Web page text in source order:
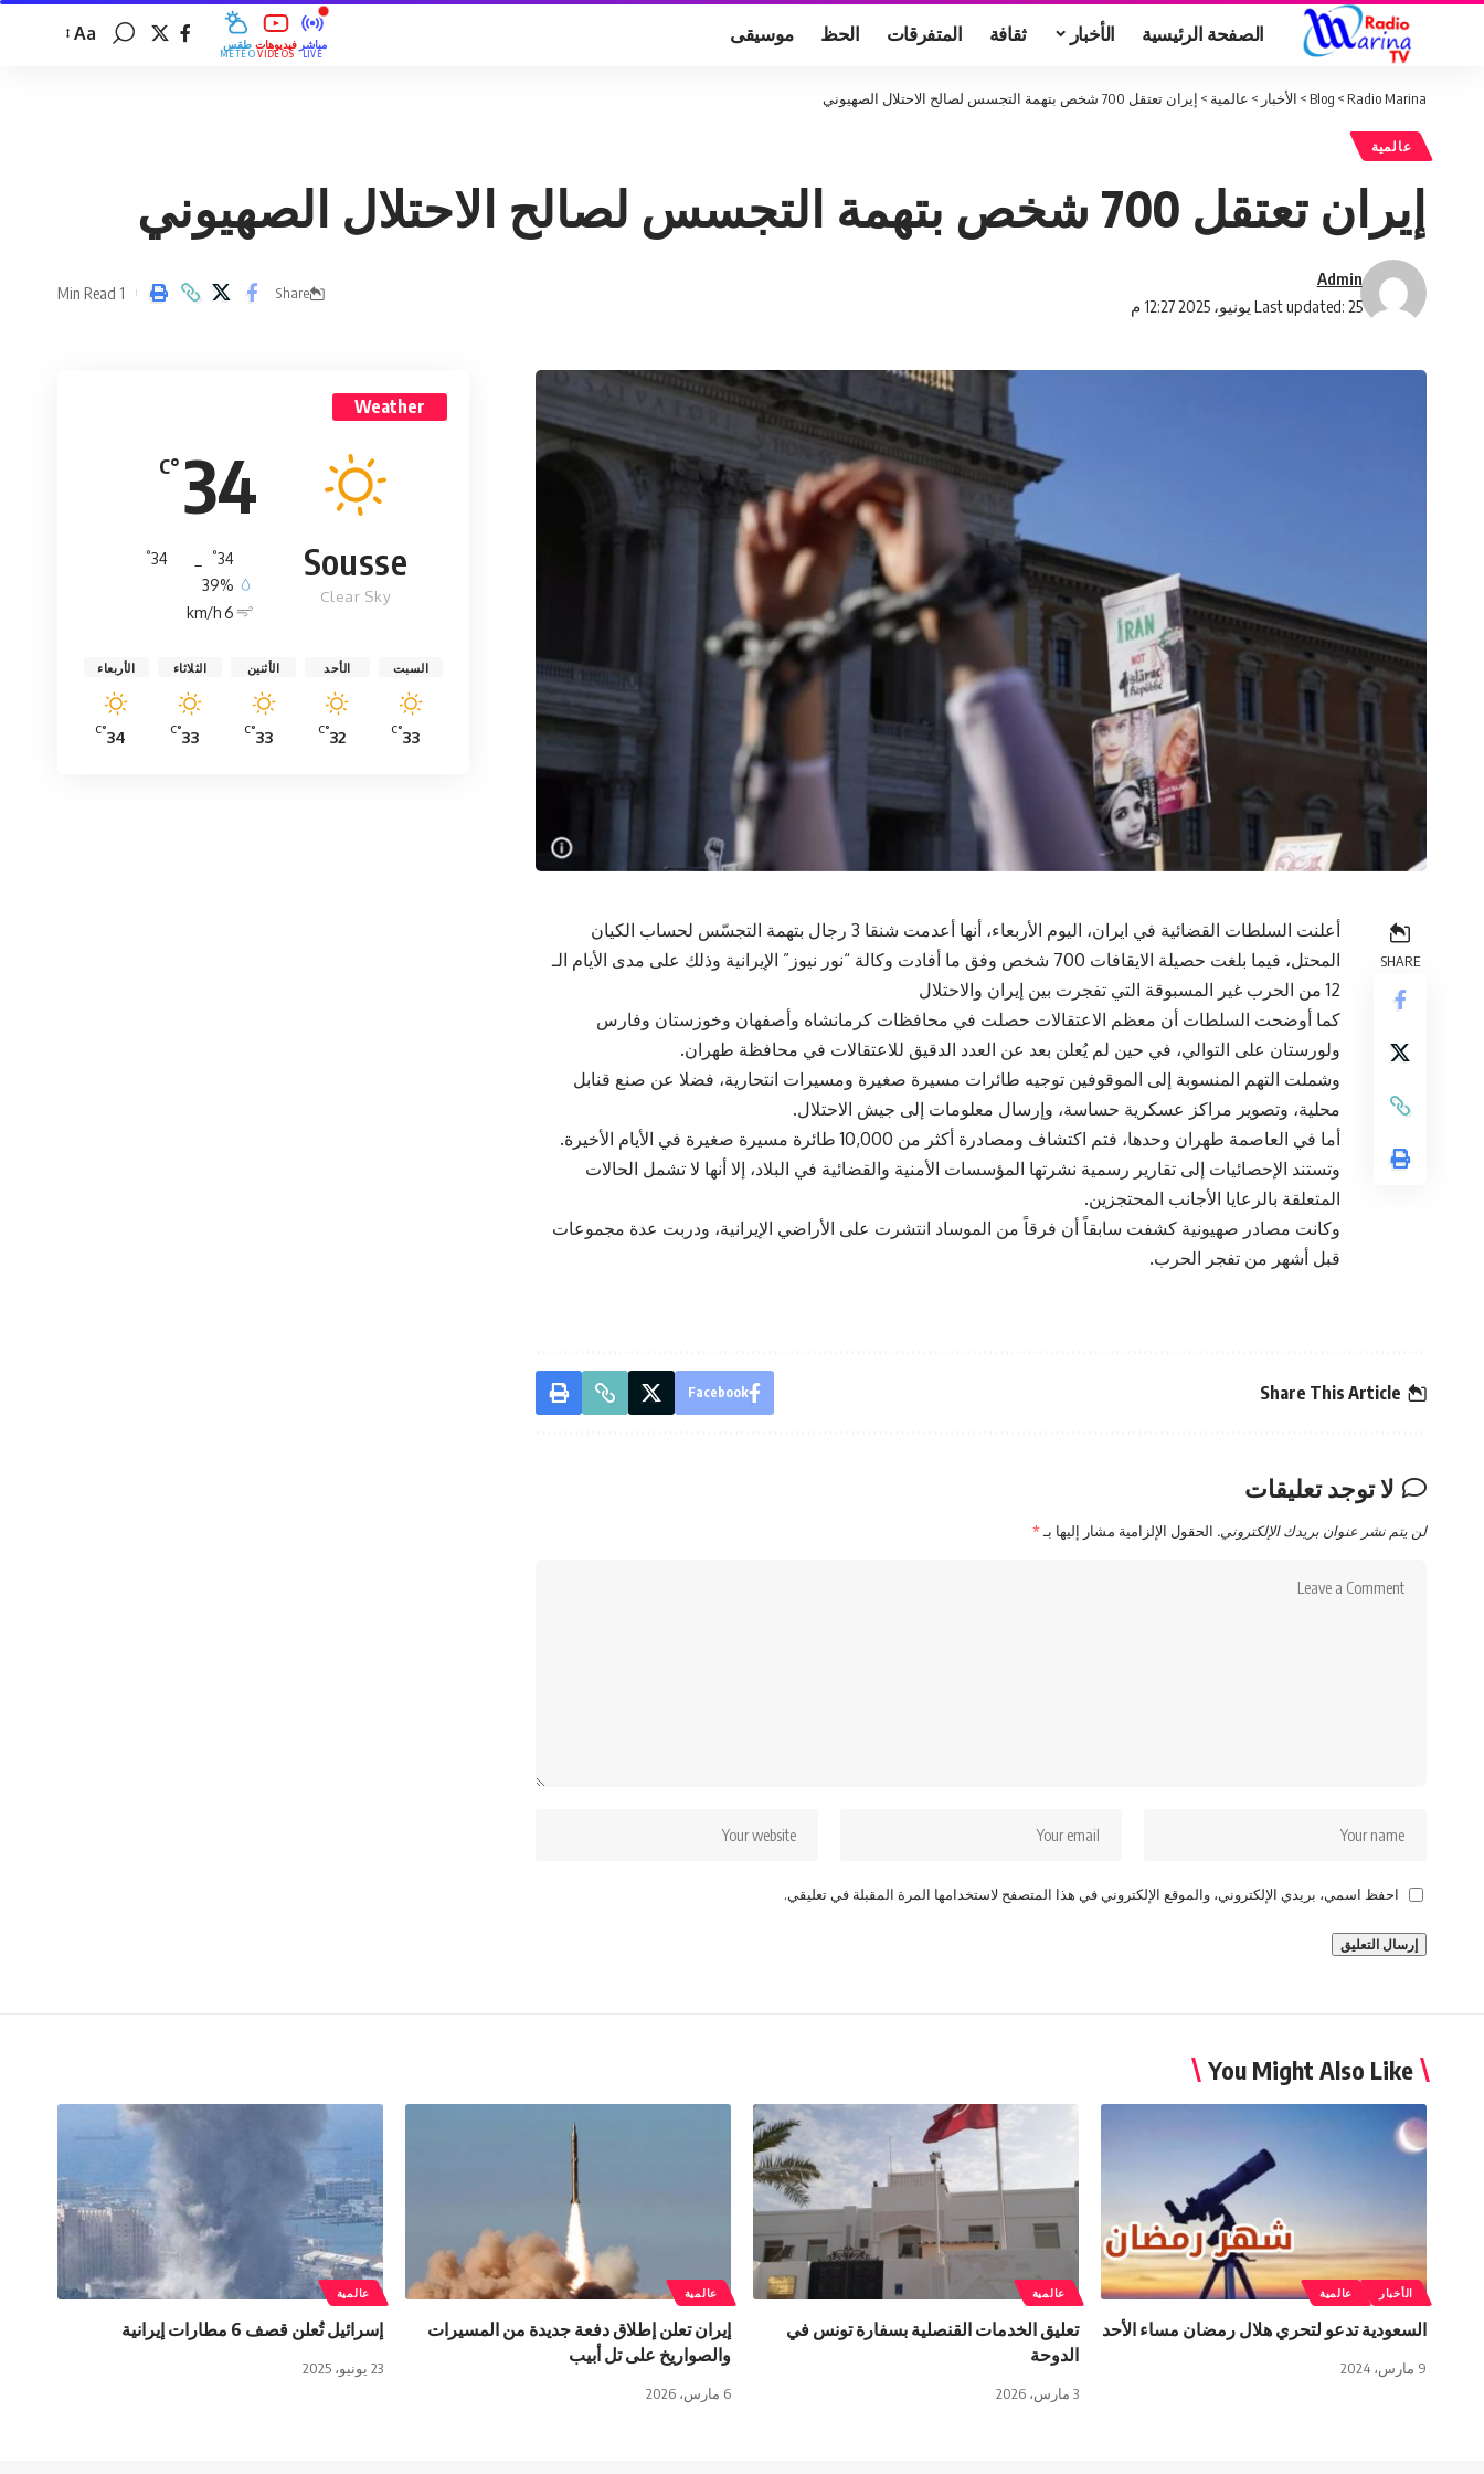
الصفحة الرئيسية الأخبار ثقافة المتفرقات الحظ موسيقى طقس
MÉTÉO
فيديوهات
VIDÉOS
مباشر
LIVE
Aa
Radio Marina
>
Blog
> الأخبار > عالمية > إيران تعتقل 700 شخص بتهمة التجسس لصالح الاحتلال الصهيوني
عالمية
إيران تعتقل 700 شخص بتهمة التجسس لصالح الاحتلال الصهيوني
Last updated: 25 يونيو، 2025 12:27 م
Admin
Share
1 Min Read
SHARE
أعلنت السلطات القضائية في ايران، اليوم الأربعاء، أنها أعدمت شنقا 3 رجال بتهمة التجسّس لحساب الكيان
المحتل، فيما بلغت حصيلة الايقافات 700 شخص وفق ما أفادت وكالة “نور نيوز” الإيرانية وذلك على مدى الأيام الـ
12 من الحرب غير المسبوقة التي تفجرت بين إيران والاحتلال
كما أوضحت السلطات أن معظم الاعتقالات حصلت في محافظات كرمانشاه وأصفهان وخوزستان وفارس
ولورستان على التوالي، في حين لم يُعلن بعد عن العدد الدقيق للاعتقالات في محافظة طهران.
وشملت التهم المنسوبة إلى الموقوفين توجيه طائرات مسيرة صغيرة ومسيرات انتحارية، فضلا عن صنع قنابل
محلية، وتصوير مراكز عسكرية حساسة، وإرسال معلومات إلى جيش الاحتلال.
أما في العاصمة طهران وحدها، فتم اكتشاف ومصادرة أكثر من 10,000 طائرة مسيرة صغيرة في الأيام الأخيرة.
وتستند الإحصائيات إلى تقارير رسمية نشرتها المؤسسات الأمنية والقضائية في البلاد، إلا أنها لا تشمل الحالات
المتعلقة بالرعايا الأجانب المحتجزين.
وكانت مصادر صهيونية كشفت سابقاً أن فرقاً من الموساد انتشرت على الأراضي الإيرانية، ودربت عدة مجموعات
قبل أشهر من تفجر الحرب.
Share This Article
Facebook
لا توجد تعليقات
لن يتم نشر عنوان بريدك الإلكتروني. الحقول الإلزامية مشار إليها بـ*
احفظ اسمي، بريدي الإلكتروني، والموقع الإلكتروني في هذا المتصفح لاستخدامها المرة المقبلة في تعليقي.
Weather
34
°C
Sousse
Clear Sky
34
°
34
°
39%
6 km/h
السبت
33
°C
الأحد
32
°C
الأثنين
33
°C
الثلاثاء
33
°C
الأربعاء
34
°C
You Might Also Like
الأخبار عالمية
السعودية تدعو لتحري هلال رمضان مساء الأحد
9 مارس، 2024
عالمية
تعليق الخدمات القنصلية بسفارة تونس في
الدوحة
3 مارس، 2026
عالمية
إيران تعلن إطلاق دفعة جديدة من المسيرات
والصواريخ على تل أبيب
6 مارس، 2026
عالمية
إسرائيل تُعلن قصف 6 مطارات إيرانية
23 يونيو، 2025